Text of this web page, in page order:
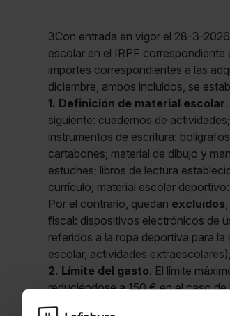
3Con entrada en vigor el 28-3-
escolar en el IRPF correspondiente
importes correspondientes a las
diciembre, ambos incluidos, se
1. Definición de material escolar
siguiente: cuadernos de
instrumentos de escritura:
cartabones; material de dibujo y
estuches; libros de lectura
currículo; material escolar
Por el contrario, quedan excluidos
fiscal: dispositivos electrónicos de
referidos a la ropa deportiva para
escolar, actividades
2. Límite del gasto. El límite
reduciéndose a 150 € en el caso
Orden Galicia 26-3-26, DOG 27-